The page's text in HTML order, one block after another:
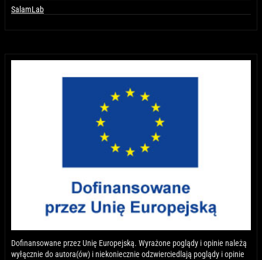
SalamLab
Dofinansowane przez Unię Europejską. Wyrażone poglądy i opinie należą
wyłącznie do autora(ów) i niekoniecznie odzwierciedlają poglądy i opinie